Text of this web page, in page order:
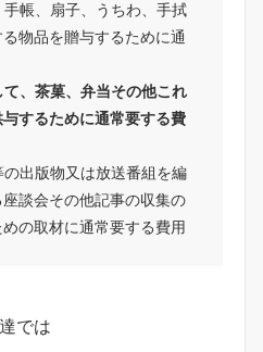
、扇子、うちわ、手拭
物品を贈与するために通
、茶菓、弁当その他これ
するために通常要する費
版物又は放送番組を編
談会その他記事の収集の
の取材に通常要する費用
では